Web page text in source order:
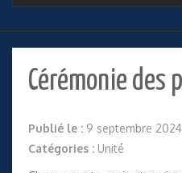
Cérémonie des
Publié le : 9 septembre 2024
Catégories : Unité